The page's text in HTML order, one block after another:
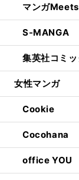
マンガMeets
S-MANGA
集英社コミ
女性マンガ
Cookie
Cocohana
office YOU